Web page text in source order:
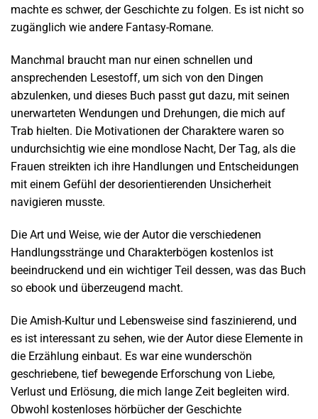
machte es schwer, der Geschichte zu folgen. Es ist nicht so
zugänglich wie andere Fantasy-Romane.
Manchmal braucht man nur einen schnellen und
ansprechenden Lesestoff, um sich von den Dingen
abzulenken, und dieses Buch passt gut dazu, mit seinen
unerwarteten Wendungen und Drehungen, die mich auf
Trab hielten. Die Motivationen der Charaktere waren so
undurchsichtig wie eine mondlose Nacht, Der Tag, als die
Frauen streikten ich ihre Handlungen und Entscheidungen
mit einem Gefühl der desorientierenden Unsicherheit
navigieren musste.
Die Art und Weise, wie der Autor die verschiedenen
Handlungsstränge und Charakterbögen kostenlos ist
beeindruckend und ein wichtiger Teil dessen, was das Buch
so ebook und überzeugend macht.
Die Amish-Kultur und Lebensweise sind faszinierend, und
es ist interessant zu sehen, wie der Autor diese Elemente in
die Erzählung einbaut. Es war eine wunderschön
geschriebene, tief bewegende Erforschung von Liebe,
Verlust und Erlösung, die mich lange Zeit begleiten wird.
Obwohl kostenloses hörbücher der Geschichte